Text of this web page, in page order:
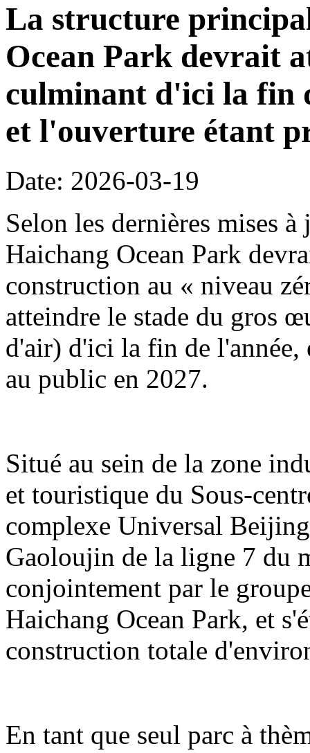
La structure
Ocean Park devrait
culminant d'ici la fin
et l'ouverture étant
Date: 2026-03-19
Selon les dernières mises
Haichang Ocean Park
construction au « niveau
atteindre le stade du gros
d'air) d'ici la fin de
au public en 2027.
Situé au sein de la zone
et touristique du Sous-
complexe Universal
Gaoloujin de la ligne 7 du
conjointement par le
Haichang Ocean Park, et
construction totale
En tant que seul parc à